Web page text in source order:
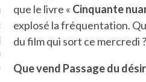
je le garde pour ce
je sens, j’entends, je
goûte et ceux que je
! Marcheuse des villes,
des ruines et des
que le livre « Cinquante
explosé la fréquentation.
du film qui sort ce mercredi ?
Que vend Passage du